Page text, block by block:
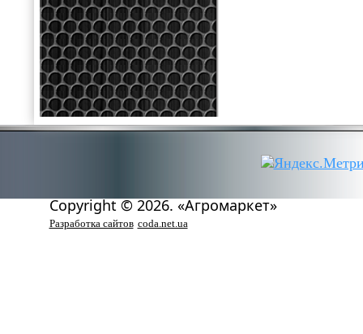
Copyright © 2026. «Агромаркет»
Разработка сайтов coda.net.ua